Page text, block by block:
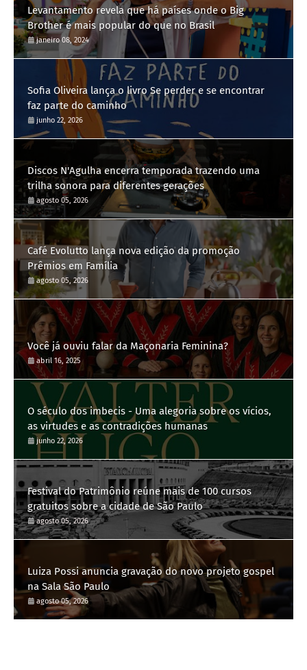
Levantamento revela que há países onde o Big
Brother é mais popular do que no Brasil
janeiro 08, 2024
Sofia Oliveira lança o livro Se perder e se encontrar
faz parte do caminho
junho 22, 2026
Discos N'Agulha encerra temporada trazendo uma
trilha sonora para diferentes gerações
agosto 05, 2026
Café Evolutto lança nova edição da promoção
Prêmios em Família
agosto 05, 2026
Você já ouviu falar da Maçonaria Feminina?
abril 16, 2025
O século dos imbecis - Uma alegoria sobre os vícios,
as virtudes e as contradições humanas
junho 22, 2026
Festival do Patrimônio reúne mais de 100 cursos
gratuitos sobre a cidade de São Paulo
agosto 05, 2026
Luiza Possi anuncia gravação do novo projeto gospel
na Sala São Paulo
agosto 05, 2026